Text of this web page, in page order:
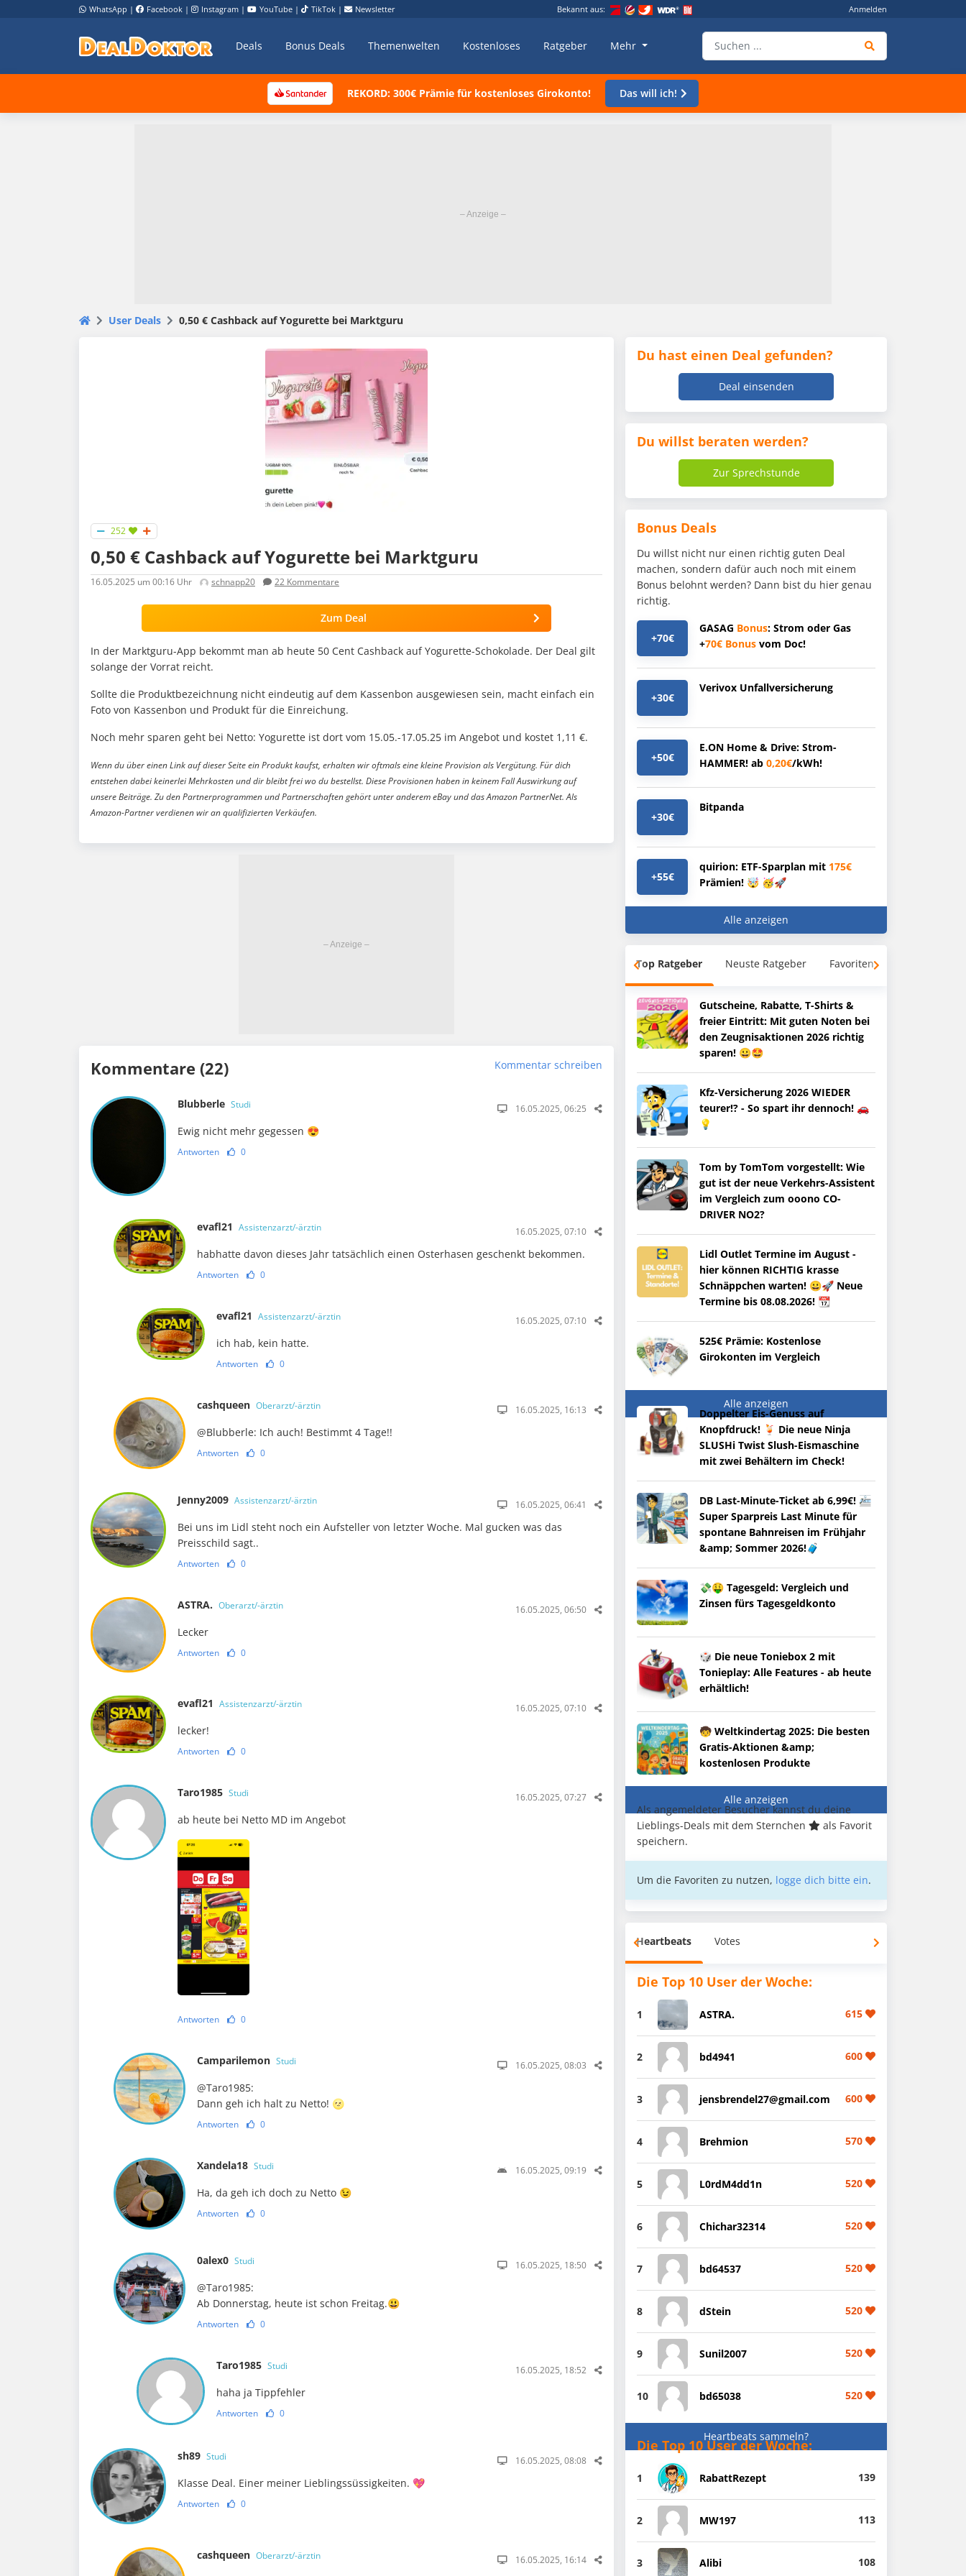
WhatsApp | Facebook | Instagram | YouTube | TikTok | Newsletter Bekannt aus: Anmelden
Deals Bonus Deals Themenwelten Kostenloses Ratgeber Mehr
REKORD: 300€ Prämie für kostenloses Girokonto! Das will ich!
User Deals 0,50 € Cashback auf Yogurette bei Marktguru
252
0,50 € Cashback auf Yogurette bei Marktguru
16.05.2025 um 00:16 Uhr schnapp20 22 Kommentare
Zum Deal
In der Marktguru-App bekommt man ab heute 50 Cent Cashback auf Yogurette-Schokolade. Der Deal gilt
solange der Vorrat reicht.
Sollte die Produktbezeichnung nicht eindeutig auf dem Kassenbon ausgewiesen sein, macht einfach ein
Foto von Kassenbon und Produkt für die Einreichung.
Noch mehr sparen geht bei Netto: Yogurette ist dort vom 15.05.-17.05.25 im Angebot und kostet 1,11 €.
Wenn du über einen Link auf dieser Seite ein Produkt kaufst, erhalten wir oftmals eine kleine Provision als Vergütung. Für dich
entstehen dabei keinerlei Mehrkosten und dir bleibt frei wo du bestellst. Diese Provisionen haben in keinem Fall Auswirkung auf
unsere Beiträge. Zu den Partnerprogrammen und Partnerschaften gehört unter anderem eBay und das Amazon PartnerNet. Als
Amazon-Partner verdienen wir an qualifizierten Verkäufen.
Kommentare (22) Kommentar schreiben
Blubberle Studi 16.05.2025, 06:25
Ewig nicht mehr gegessen 😍
Antworten 0
evafl21 Assistenzarzt/-ärztin 16.05.2025, 07:10
habhatte davon dieses Jahr tatsächlich einen Osterhasen geschenkt bekommen.
Antworten 0
evafl21 Assistenzarzt/-ärztin 16.05.2025, 07:10
ich hab, kein hatte.
Antworten 0
cashqueen Oberarzt/-ärztin 16.05.2025, 16:13
@Blubberle: Ich auch! Bestimmt 4 Tage!!
Antworten 0
Jenny2009 Assistenzarzt/-ärztin 16.05.2025, 06:41
Bei uns im Lidl steht noch ein Aufsteller von letzter Woche. Mal gucken was das
Preisschild sagt..
Antworten 0
ASTRA. Oberarzt/-ärztin 16.05.2025, 06:50
Lecker
Antworten 0
evafl21 Assistenzarzt/-ärztin 16.05.2025, 07:10
lecker!
Antworten 0
Taro1985 Studi 16.05.2025, 07:27
ab heute bei Netto MD im Angebot
Antworten 0
Camparilemon Studi 16.05.2025, 08:03
@Taro1985:
Dann geh ich halt zu Netto! 🌝
Antworten 0
Xandela18 Studi 16.05.2025, 09:19
Ha, da geh ich doch zu Netto 😉
Antworten 0
0alex0 Studi 16.05.2025, 18:50
@Taro1985:
Ab Donnerstag, heute ist schon Freitag.😃
Antworten 0
Taro1985 Studi 16.05.2025, 18:52
haha ja Tippfehler
Antworten 0
sh89 Studi 16.05.2025, 08:08
Klasse Deal. Einer meiner Lieblingssüssigkeiten. 💖
Antworten 0
cashqueen Oberarzt/-ärztin 16.05.2025, 16:14
Du hast einen Deal gefunden?
Deal einsenden
Du willst beraten werden?
Zur Sprechstunde
Bonus Deals
Du willst nicht nur einen richtig guten Deal
machen, sondern dafür auch noch mit einem
Bonus belohnt werden? Dann bist du hier genau
richtig.
+70€
GASAG Bonus: Strom oder Gas
+70€ Bonus vom Doc!
+30€
Verivox Unfallversicherung
+50€
E.ON Home & Drive: Strom-
HAMMER! ab 0,20€/kWh!
+30€
Bitpanda
+55€
quirion: ETF-Sparplan mit 175€
Prämien! 🤯 🥳🚀
Alle anzeigen
Top Ratgeber Neuste Ratgeber Favoriten
Gutscheine, Rabatte, T-Shirts &
freier Eintritt: Mit guten Noten bei
den Zeugnisaktionen 2026 richtig
sparen! 😀🤩
Kfz-Versicherung 2026 WIEDER
teurer!? - So spart ihr dennoch! 🚗
💡
Tom by TomTom vorgestellt: Wie
gut ist der neue Verkehrs-Assistent
im Vergleich zum ooono CO-
DRIVER NO2?
Lidl Outlet Termine im August -
hier können RICHTIG krasse
Schnäppchen warten! 😀🚀 Neue
Termine bis 08.08.2026! 📆
525€ Prämie: Kostenlose
Girokonten im Vergleich
Alle anzeigen
Doppelter Eis-Genuss auf
Knopfdruck! 🍹 Die neue Ninja
SLUSHi Twist Slush-Eismaschine
mit zwei Behältern im Check!
DB Last-Minute-Ticket ab 6,99€! 🚈
Super Sparpreis Last Minute für
spontane Bahnreisen im Frühjahr
&amp; Sommer 2026!🧳
💸🤑 Tagesgeld: Vergleich und
Zinsen fürs Tagesgeldkonto
🎲 Die neue Toniebox 2 mit
Tonieplay: Alle Features - ab heute
erhältlich!
🧒 Weltkindertag 2025: Die besten
Gratis-Aktionen &amp;
kostenlosen Produkte
Alle anzeigen
Als angemeldeter Besucher kannst du deine
Lieblings-Deals mit dem Sternchen
als Favorit
speichern.
Um die Favoriten zu nutzen, logge dich bitte ein.
Heartbeats Votes
Die Top 10 User der Woche:
1 ASTRA. 615
2 bd4941 600
3 jensbrendel27@gmail.com 600
4 Brehmion 570
5 L0rdM4dd1n 520
6 Chichar32314 520
7 bd64537 520
8 dStein 520
9 Sunil2007 520
10 bd65038 520
Heartbeats sammeln?
Die Top 10 User der Woche:
1 RabattRezept 139
2 MW197 113
3 Alibi 108